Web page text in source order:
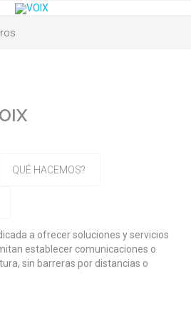
QUÉ HACEMOS?
a ofrecer soluciones y servicios
establecer comunicaciones o
sin barreras por distancias o